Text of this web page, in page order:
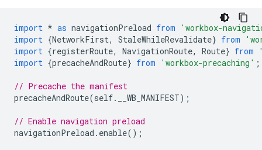
import * as navigationPreload from
'workbox-
import {NetworkFirst, StaleWhileRevalidate} from
import {registerRoute, NavigationRoute, Route} from
import {precacheAndRoute} from 'workbox-precaching' ;
// Precache the manifest
precacheAndRoute(self. __WB_MANIFEST);
// Enable navigation preload
navigationPreload . enable();